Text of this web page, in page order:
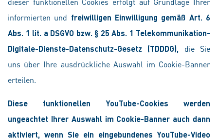
informierten und freiwilligen Einwilligung gemäß Art. 6
Abs. 1 lit. a DSGVO bzw. § 25 Abs. 1 Telekommunikation-
Digitale-Dienste-Datenschutz-Gesetz (TDDDG), die Sie
uns über Ihre ausdrückliche Auswahl im Cookie-Banner
erteilen.
Diese funktionellen YouTube-Cookies werden
ungeachtet Ihrer Auswahl im Cookie-Banner auch dann
aktiviert, wenn Sie ein eingebundenes YouTube-Video